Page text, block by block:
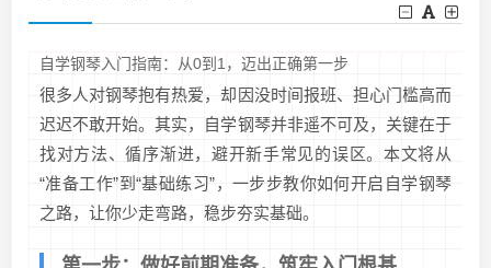
自学钢琴入门指南：从0到1，迈出正确第一步
很多人对钢琴抱有热爱，却因没时间报班、担心门槛高而
迟迟不敢开始。其实，自学钢琴并非遥不可及，关键在于
找对方法、循序渐进，避开新手常见的误区。本文将从
“准备工作”到“基础练习”，一步步教你如何开启自学钢琴
之路，让你少走弯路，稳步夯实基础。